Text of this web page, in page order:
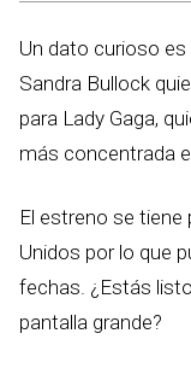
Un dato curioso es
Sandra Bullock
para Lady Gaga,
más concentrada
El estreno se tiene
Unidos por lo que
fechas. ¿Estás
pantalla grande?